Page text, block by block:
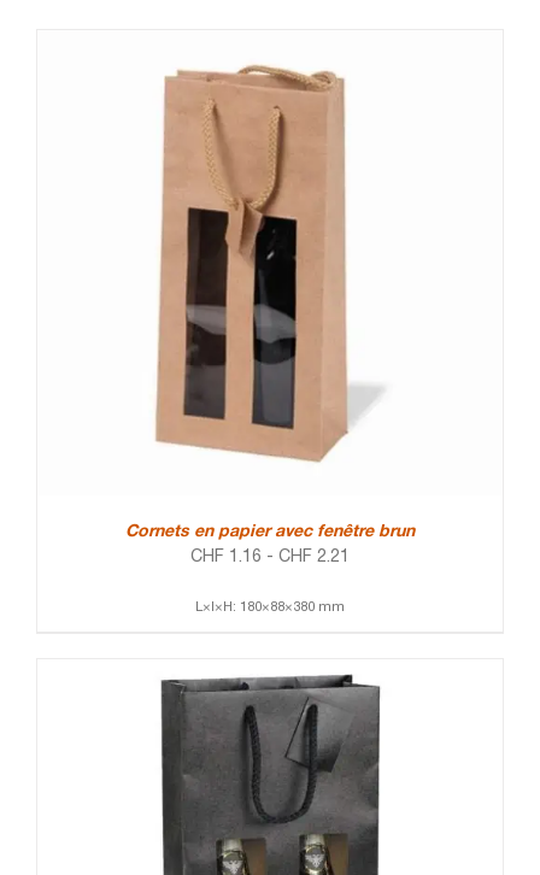
Cornets en papier avec fenêtre brun
CHF 1.16 - CHF 2.21
L×l×H: 180×88×380 mm